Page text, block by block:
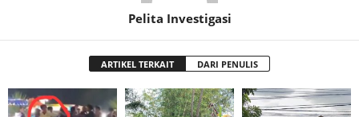
Pelita Investigasi
ARTIKEL TERKAIT DARI PENULIS